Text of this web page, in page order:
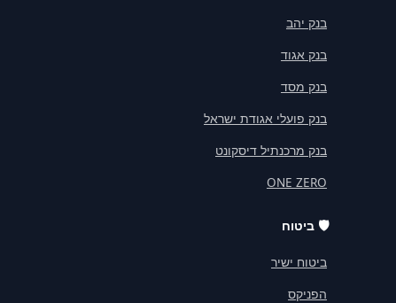
בנק יהב
בנק אגוד
בנק מסד
בנק פועלי אגודת ישראל
בנק מרכנתיל דיסקונט
ONE ZERO
🛡️ ביטוח
ביטוח ישיר
הפניקס